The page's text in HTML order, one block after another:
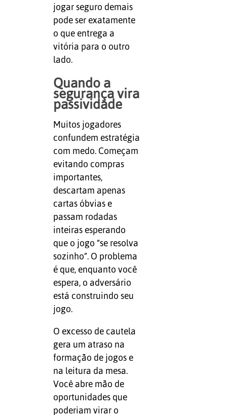
jogar seguro demais
pode ser exatamente
o que entrega a
vitória para o outro
lado.
Quando a
segurança vira
passividade
Muitos jogadores
confundem estratégia
com medo. Começam
evitando compras
importantes,
descartam apenas
cartas óbvias e
passam rodadas
inteiras esperando
que o jogo “se resolva
sozinho”. O problema
é que, enquanto você
espera, o adversário
está construindo seu
jogo.
O excesso de cautela
gera um atraso na
formação de jogos e
na leitura da mesa.
Você abre mão de
oportunidades que
poderiam virar o